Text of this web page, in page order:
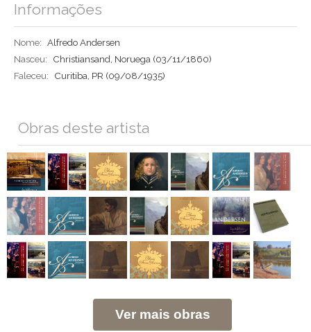
Informações
Nome: Alfredo Andersen
Nasceu:
Christiansand, Noruega (03/11/1860)
Faleceu:
Curitiba, PR (09/08/1935)
Obras deste artista
Ver mais obras